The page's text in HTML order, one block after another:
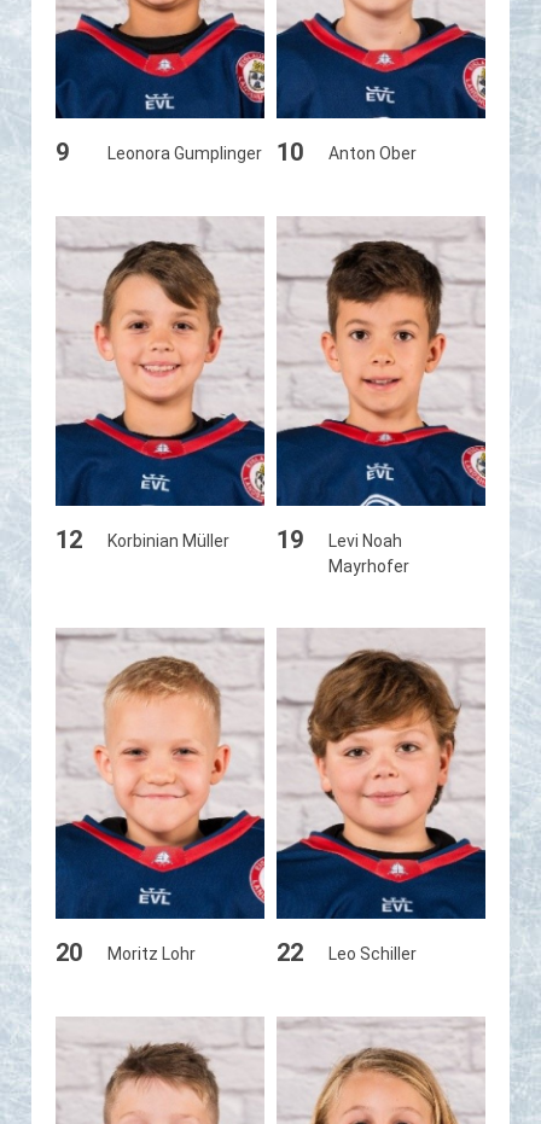
9 Leonora Gumplinger 10 Anton Ober
12 Korbinian Müller 19
Levi Noah
Mayrhofer
20 Moritz Lohr 22 Leo Schiller